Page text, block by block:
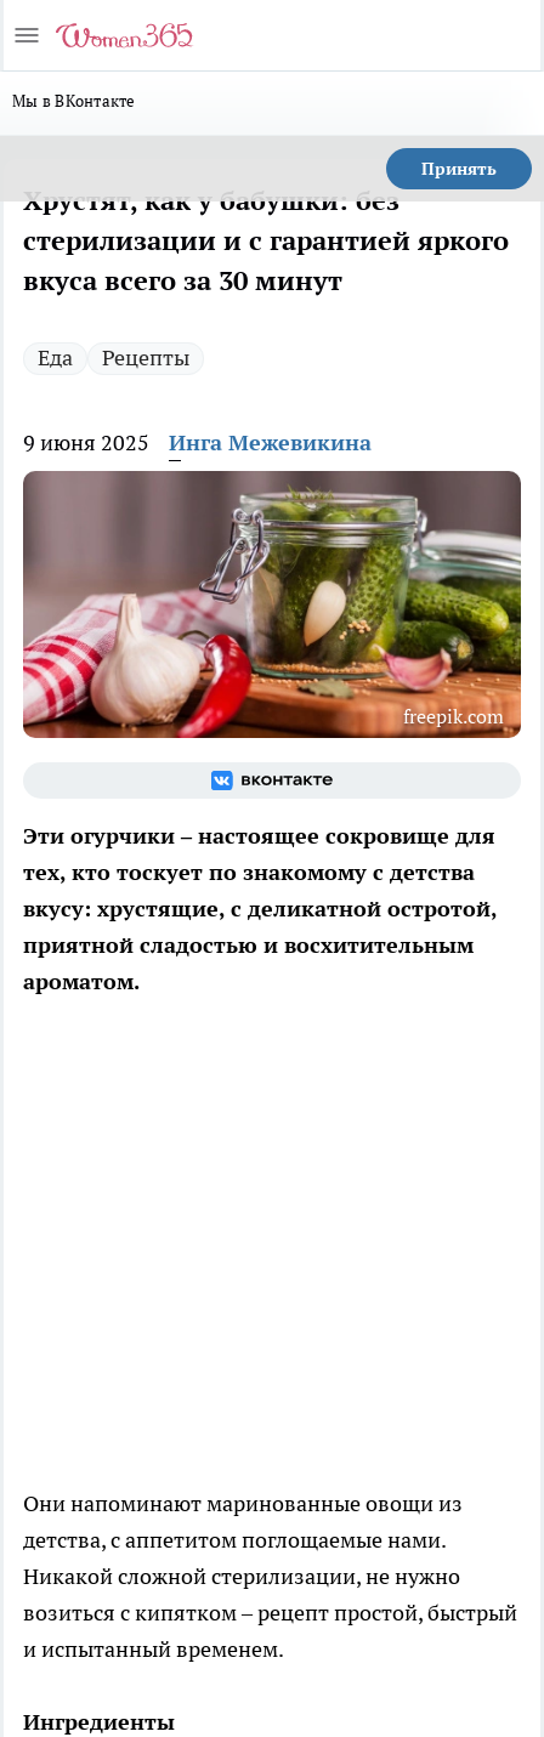
Мы в ВКонтакте
Принять
Хрустят, как у бабушки: без
стерилизации и с гарантией яркого
вкуса всего за 30 минут
Еда Рецепты
9 июня 2025 Инга Межевикина
freepik.com
Эти огурчики – настоящее сокровище для
тех, кто тоскует по знакомому с детства
вкусу: хрустящие, с деликатной остротой,
приятной сладостью и восхитительным
ароматом.
Они напоминают маринованные овощи из
детства, с аппетитом поглощаемые нами.
Никакой сложной стерилизации, не нужно
возиться с кипятком – рецепт простой, быстрый
и испытанный временем.
Ингредиенты